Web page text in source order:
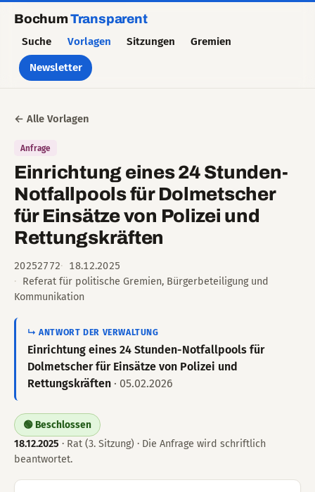
BochumTransparent
Suche Vorlagen Sitzungen Gremien
Newsletter
← Alle Vorlagen
Anfrage
Einrichtung eines 24 Stunden-
Notfallpools für Dolmetscher
für Einsätze von Polizei und
Rettungskräften
20252772
18.12.2025
Referat für politische Gremien, Bürgerbeteiligung und
Kommunikation
↳ ANTWORT DER VERWALTUNG
Einrichtung eines 24 Stunden-Notfallpools für
Dolmetscher für Einsätze von Polizei und
Rettungskräften · 05.02.2026
🟢 Beschlossen
18.12.2025 · Rat (3. Sitzung) · Die Anfrage wird schriftlich
beantwortet.